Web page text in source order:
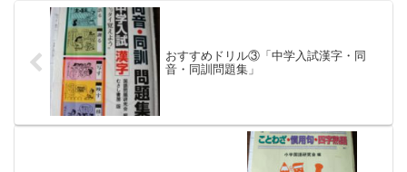
おすすめドリル③「中学入試漢字・同
音・同訓問題集」